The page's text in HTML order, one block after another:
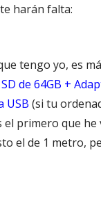
harán falta:
tengo yo, es
de 64GB +
USB (si tu
el primero que he
el de 1 metro,